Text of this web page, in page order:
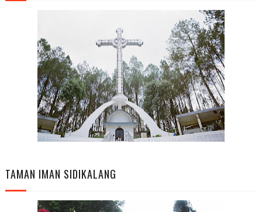
TAMAN IMAN SIDIKALANG